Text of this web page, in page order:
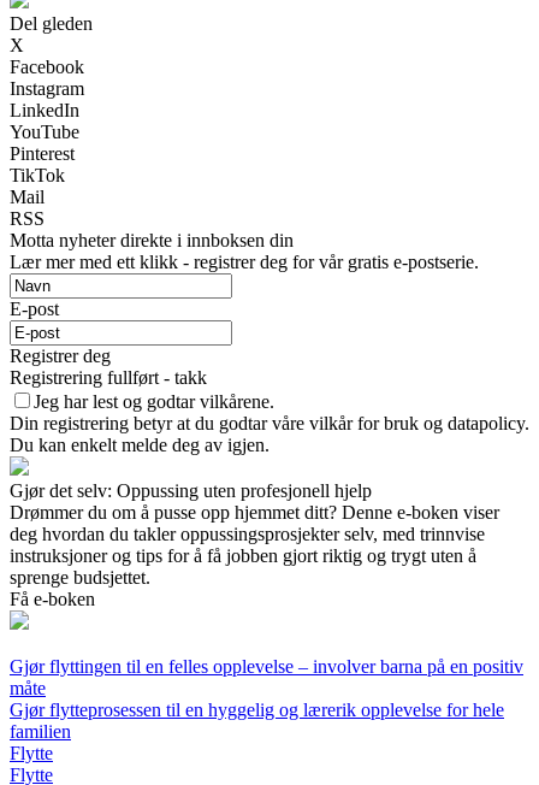
Del gleden
X
Facebook
Instagram
LinkedIn
YouTube
Pinterest
TikTok
Mail
RSS
Motta nyheter direkte i innboksen din
Lær mer med ett klikk - registrer deg for vår gratis e-postserie.
E-post
Registrer deg
Registrering fullført - takk
Jeg har lest og godtar vilkårene.
Din registrering betyr at du godtar våre vilkår for bruk og datapolicy.
Du kan enkelt melde deg av igjen.
Gjør det selv: Oppussing uten profesjonell hjelp
Drømmer du om å pusse opp hjemmet ditt? Denne e-boken viser
deg hvordan du takler oppussingsprosjekter selv, med trinnvise
instruksjoner og tips for å få jobben gjort riktig og trygt uten å
sprenge budsjettet.
Få e-boken
Gjør flyttingen til en felles opplevelse – involver barna på en positiv
måte
Gjør flytteprosessen til en hyggelig og lærerik opplevelse for hele
familien
Flytte
Flytte